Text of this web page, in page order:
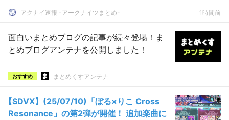
アクナイ速報 -アークナイツまとめ- 1時間前
面白いまとめブログの記事が続々登場！ま
とめブログアンテナを公開しました！
おすすめ まとめくすアンテナ
【SDVX】(25/07/10)「ぼる×りこ Cross
Resonance」の第2弾が開催！ 追加楽曲に